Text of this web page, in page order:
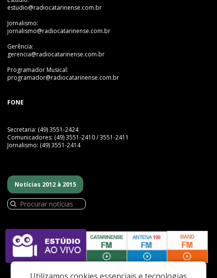
estudio@radiocatarinense.com.br
Jornalismo:
jornalismo@radiocatarinense.com.br
Gerência:
gerencia@radiocatarinense.com.br
Programador Musical:
programador@radiocatarinense.com.br
FONE
Secretaria: (49) 3551-2424
Comunicadores: (49) 3551-2410 / 3551-2411
Jornalismo: (49) 3551-2414
Notícias 2012 à 2015